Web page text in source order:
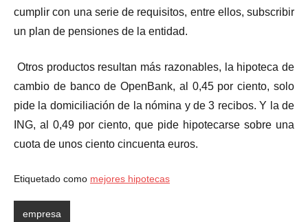
cumplir con una serie de requisitos, entre ellos, subscribir
un plan de pensiones de la entidad.
Otros productos resultan más razonables, la hipoteca de
cambio de banco de OpenBank, al 0,45 por ciento, solo
pide la domiciliación de la nómina y de 3 recibos. Y la de
ING, al 0,49 por ciento, que pide hipotecarse sobre una
cuota de unos ciento cincuenta euros.
Etiquetado como mejores hipotecas
empresa